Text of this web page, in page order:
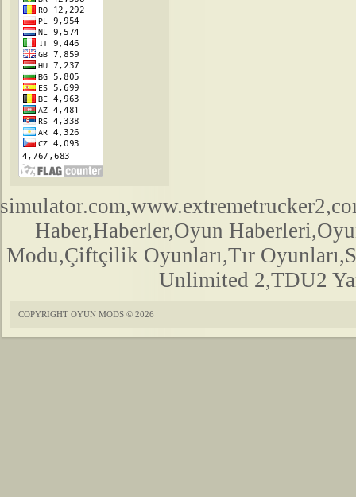
Haber,Haberler,Oyun
Modu,Çiftçilik Oyunları,Tır
Unlimited 2,TDU2
COPYRIGHT OYUN MODS © 2026